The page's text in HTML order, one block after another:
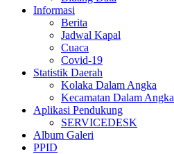
Informasi
Berita
Jadwal Kapal
Cuaca
Covid-19
Statistik Daerah
Kolaka Dalam Angka
Kecamatan Dalam Angka
Aplikasi Pendukung
SERVICEDESK
Album Galeri
PPID